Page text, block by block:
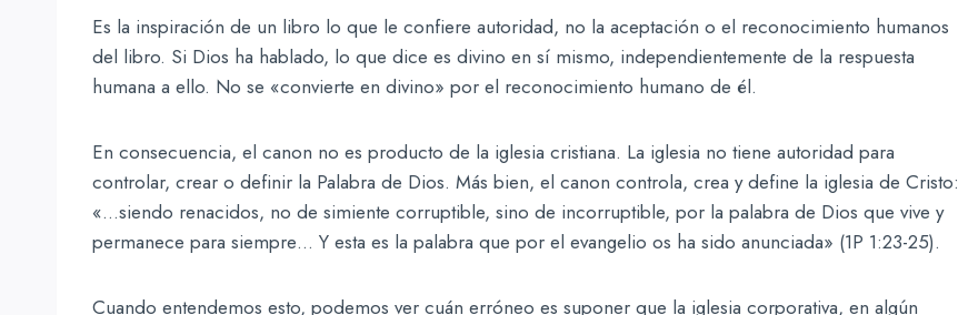
Es la inspiración de un libro lo que le confiere autoridad, no la aceptación o el reconocimiento humanos
del libro. Si Dios ha hablado, lo que dice es divino en sí mismo, independientemente de la respuesta
humana a ello. No se «convierte en divino» por el reconocimiento humano de él.
En consecuencia, el canon no es producto de la iglesia cristiana. La iglesia no tiene autoridad para
controlar, crear o definir la Palabra de Dios. Más bien, el canon controla, crea y define la iglesia de Cristo:
«…siendo renacidos, no de simiente corruptible, sino de incorruptible, por la palabra de Dios que vive y
permanece para siempre… Y esta es la palabra que por el evangelio os ha sido anunciada» (1P 1:23-25).
Cuando entendemos esto, podemos ver cuán erróneo es suponer que la iglesia corporativa, en algún